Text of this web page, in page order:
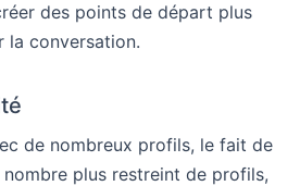
des points de départ plus
la conversation.
de nombreux profils, le fait de
plus restreint de profils,